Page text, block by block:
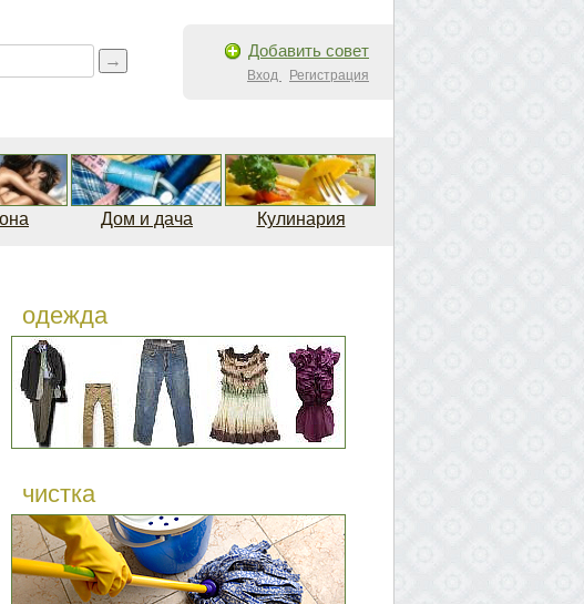
Добавить совет
Вход Регистрация
Дом и дача Кулинария
одежда
чистка